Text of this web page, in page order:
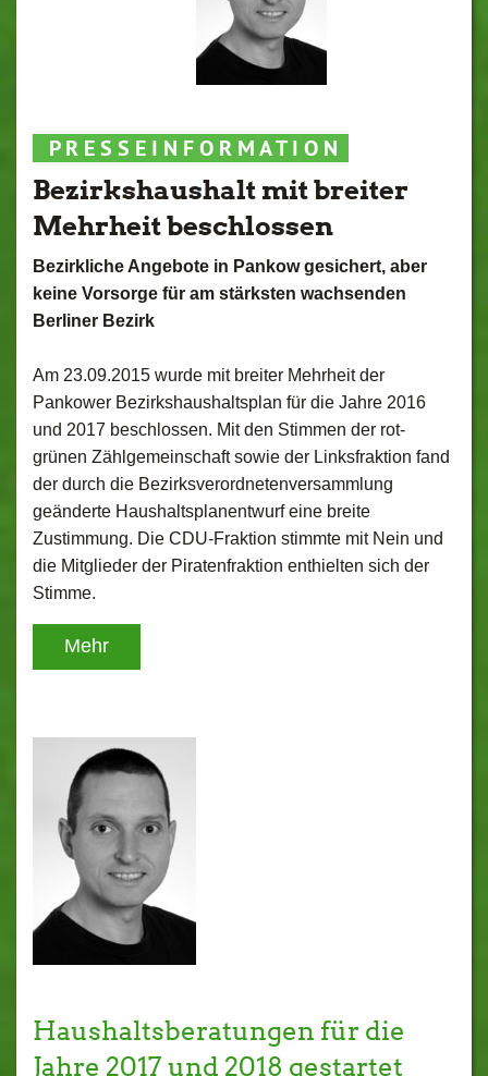
P R E S S E I N F O R M A T I O N
Bezirkshaushalt mit breiter
Mehrheit beschlossen
Bezirkliche Angebote in Pankow gesichert, aber
keine Vorsorge für am stärksten wachsenden
Berliner Bezirk
Am 23.09.2015 wurde mit breiter Mehrheit der
Pankower Bezirkshaushaltsplan für die Jahre 2016
und 2017 beschlossen. Mit den Stimmen der rot-
grünen Zählgemeinschaft sowie der Linksfraktion fand
der durch die Bezirksverordnetenversammlung
geänderte Haushaltsplanentwurf eine breite
Zustimmung. Die CDU-Fraktion stimmte mit Nein und
die Mitglieder der Piratenfraktion enthielten sich der
Stimme.
Mehr
Haushaltsberatungen für die
Jahre 2017 und 2018 gestartet